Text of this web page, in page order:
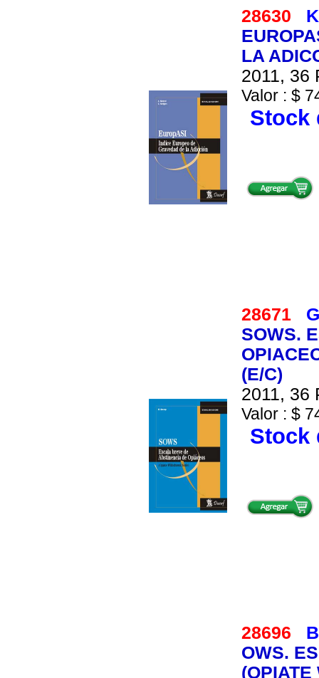
28630
LA
2011, 36
Valor : $
Stock
28671
SOWS.
(E/C)
2011, 36
Valor : $
Stock
28696
OWS.
(OPIATE